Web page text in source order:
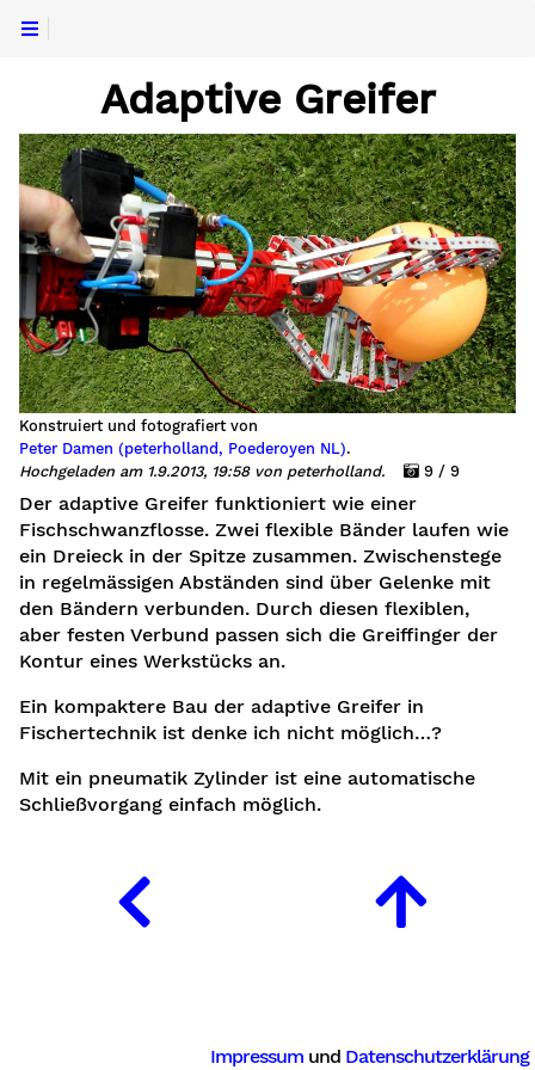
Adaptive Greifer
Konstruiert und fotografiert von
Peter Damen (peterholland, Poederoyen NL).
Hochgeladen am 1.9.2013, 19:58 von peterholland.
9 / 9
Der adaptive Greifer funktioniert wie einer
Fischschwanzflosse. Zwei flexible Bänder laufen wie
ein Dreieck in der Spitze zusammen. Zwischenstege
in regelmässigen Abständen sind über Gelenke mit
den Bändern verbunden. Durch diesen flexiblen,
aber festen Verbund passen sich die Greiffinger der
Kontur eines Werkstücks an.
Ein kompaktere Bau der adaptive Greifer in
Fischertechnik ist denke ich nicht möglich…?
Mit ein pneumatik Zylinder ist eine automatische
Schließvorgang einfach möglich.
Impressum und Datenschutzerklärung